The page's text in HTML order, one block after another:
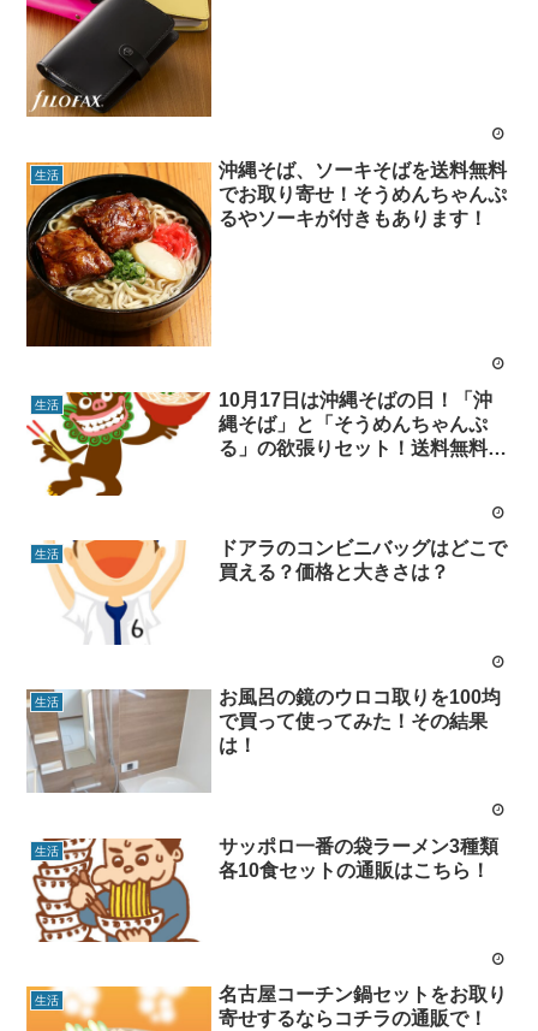
生活
沖縄そば、ソーキそばを送料無料
でお取り寄せ！そうめんちゃんぷ
るやソーキが付きもあります！
生活
10月17日は沖縄そばの日！「沖
縄そば」と「そうめんちゃんぷ
る」の欲張りセット！送料無料で
生活
ドアラのコンビニバッグはどこで
買える？価格と大きさは？
生活
お風呂の鏡のウロコ取りを100均
で買って使ってみた！その結果
は！
生活
サッポロ一番の袋ラーメン3種類
各10食セットの通販はこちら！
生活
名古屋コーチン鍋セットをお取り
寄せするならコチラの通販で！